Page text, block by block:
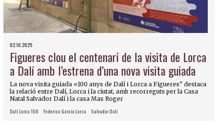
02.10.2025
Figueres clou el centenari de la visita de Lorca
a Dalí amb l’estrena d’una nova visita guiada
La nova visita guiada «100 anys de Dalí i Lorca a Figueres" destaca
la relació entre Dalí, Lorca i la ciutat, amb recorreguts per la Casa
Natal Salvador Dalí i la casa Mas Roger
Dalí Lorca 100 Federico García Lorca Salvador Dalí